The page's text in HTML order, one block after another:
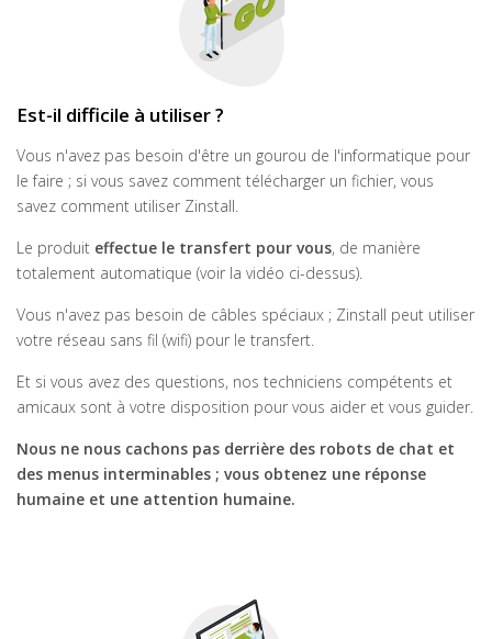
Est-il difficile à utiliser ?
Vous n'avez pas besoin d'être un gourou de l'informatique pour
le faire ; si vous savez comment télécharger un fichier, vous
savez comment utiliser Zinstall.
Le produit effectue le transfert pour vous, de manière
totalement automatique (voir la vidéo ci-dessus).
Vous n'avez pas besoin de câbles spéciaux ; Zinstall peut utiliser
votre réseau sans fil (wifi) pour le transfert.
Et si vous avez des questions, nos techniciens compétents et
amicaux sont à votre disposition pour vous aider et vous guider.
Nous ne nous cachons pas derrière des robots de chat et
des menus interminables ; vous obtenez une réponse
humaine et une attention humaine.